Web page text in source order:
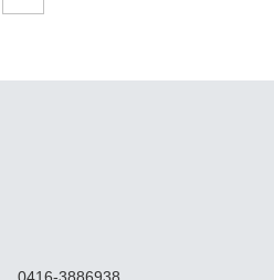
0416-3886938